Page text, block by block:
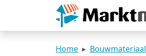
Home Bouwmateriaal